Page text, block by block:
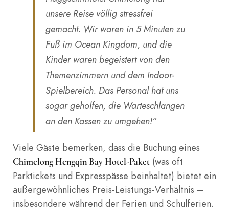
unsere Reise völlig stressfrei
gemacht. Wir waren in 5 Minuten zu
Fuß im Ocean Kingdom, und die
Kinder waren begeistert von den
Themenzimmern und dem Indoor-
Spielbereich. Das Personal hat uns
sogar geholfen, die Warteschlangen
an den Kassen zu umgehen!”
Viele Gäste bemerken, dass die Buchung eines
Chimelong Hengqin Bay Hotel-Paket (was oft
Parktickets und Expresspässe beinhaltet) bietet ein
außergewöhnliches Preis-Leistungs-Verhältnis –
insbesondere während der Ferien und Schulferien.